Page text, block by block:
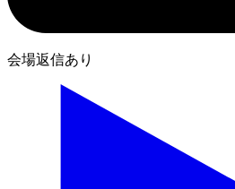
会場返信あり